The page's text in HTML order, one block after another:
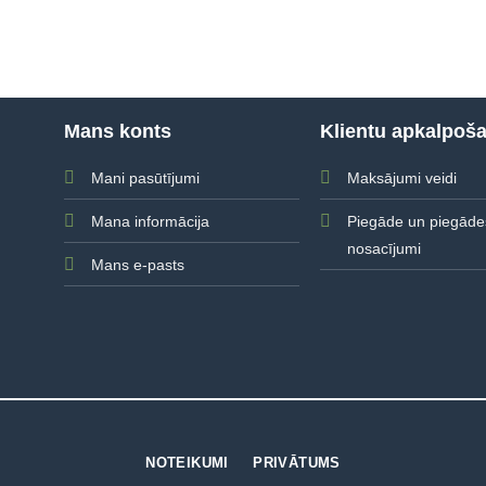
Mans konts
Mani pasūtījumi
Mana informācija
Mans e-pasts
Klientu
Maksājumi veidi
Piegāde un
nosacījumi
NOTEIKUMI PRIVĀTUMS